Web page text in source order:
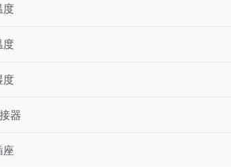
度
度
度
器
座